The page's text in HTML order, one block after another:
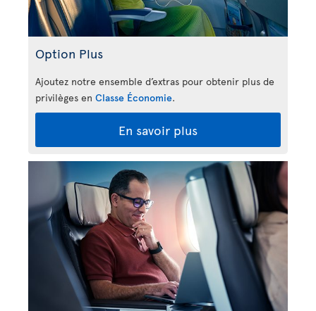
Option Plus
Ajoutez notre ensemble d’extras pour obtenir plus de
privilèges en Classe Économie.
En savoir plus